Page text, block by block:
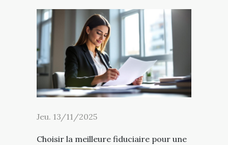
Jeu. 13/11/2025
Choisir la meilleure fiduciaire pour une